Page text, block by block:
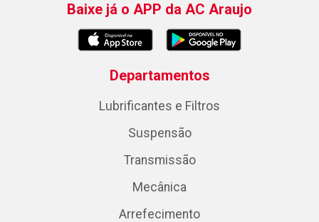
Baixe já o APP da AC Araujo
Departamentos
Lubrificantes e Filtros
Suspensão
Transmissão
Mecânica
Arrefecimento